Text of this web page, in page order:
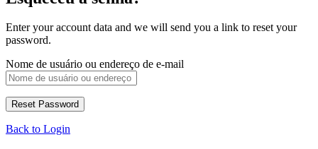
Enter your account data and we will send you a link to reset your
password.
Nome de usuário ou endereço de e-mail
Back to Login